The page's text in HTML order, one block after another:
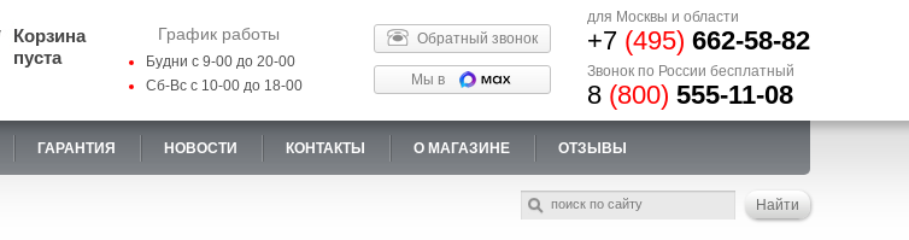
Корзина
пуста
График работы
Будни с 9-00 до 20-00
Сб-Вс с 10-00 до 18-00
Обратный звонок
Мы в
для Москвы и области
+7 (495) 662-58-82
Звонок по России бесплатный
8 (800) 555-11-08
ГАРАНТИЯ НОВОСТИ КОНТАКТЫ О МАГАЗИНЕ ОТЗЫВЫ